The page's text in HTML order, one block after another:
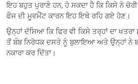
ਇਹ ਬਹੁਤ ਪੁਰਾਣੇ ਹਨ, ਹੋ ਸਕਦਾ ਹੈ ਕਿ ਕਿਸੇ ਨੇ
ਫੌਜ ਦੀ ਮੂਵਮੈਂਟ ਕਾਰਨ ਇਹ ਇਥੇ ਰਹਿ ਗਏ ਹੋਣ।
ਉਨ੍ਹਾਂ ਦੱਸਿਆ ਕਿ ਫਿਰ ਵੀ ਕਿਸੇ ਤਰ੍ਹਾਂ ਦਾ
ਤੋਂ ਬੰਬ ਨਿਰੋਧਕ ਦਸਤੇ ਨੂੰ ਬੁਲਾਇਆ ਅਤੇ ਉਨ੍ਹਾਂ ਨੇ
ਨਕਾਰਾ ਕਰ ਦਿੱਤਾ।